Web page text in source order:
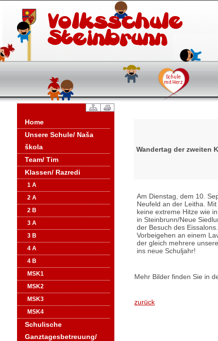
Home
Unsere Schule/ Naša
škola
Team/ Tim
Klassen/ Razredi
1 A
2 A
2 B
3 A
3 B
4 A
4 B
MSK1
MSK2
MSK3
MSK4
Schulische
Ganztagesbetreuung/
Wandertag der zweiten
Am Dienstag, dem 10.
Neufeld an der Leitha.
keine extreme Hitze wie
in Steinbrunn/Neue
der Besuch des
Vorbeigehen an einem
der gleich mehrere
ins neue Schuljahr!
Mehr Bilder finden Sie in
zurück